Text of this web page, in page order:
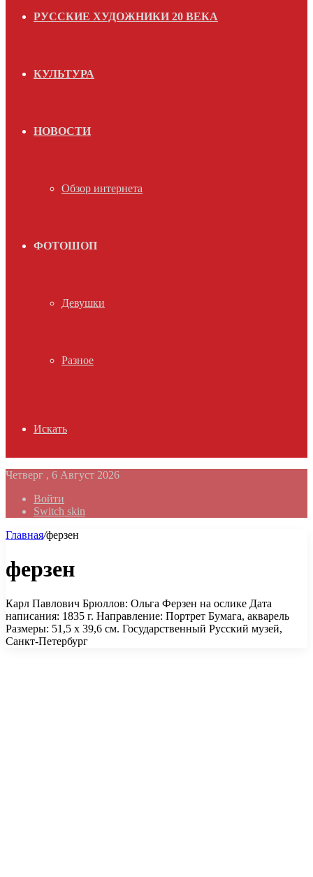
РУССКИЕ ХУДОЖНИКИ 20 ВЕКА
КУЛЬТУРА
НОВОСТИ
Обзор интернета
ФОТОШОП
Девушки
Разное
Искать
Четверг , 6 Август 2026
Войти
Switch skin
Главная/ферзен
ферзен
Карл Павлович Брюллов: Ольга Ферзен на ослике Дата
написания: 1835 г. Направление: Портрет Бумага, акварель
Размеры: 51,5 х 39,6 см. Государственный Русский музей,
Санкт-Петербург